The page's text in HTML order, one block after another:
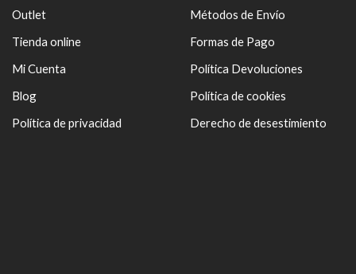
Outlet
Tienda online
Mi Cuenta
Blog
Política de privacidad
Métodos de Envío
Formas de Pago
Política Devoluciones
Política de cookies
Derecho de desestimiento